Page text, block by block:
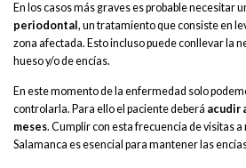
En los casos más graves es probable necesitar
periodontal , un tratamiento que consiste en
zona afectada. Esto incluso puede conllevar la
hueso y/o de encías.
En este momento de la enfermedad solo
controlarla. Para ello el paciente deberá acudir
meses. Cumplir con esta frecuencia de visitas
Salamanca es esencial para mantener las